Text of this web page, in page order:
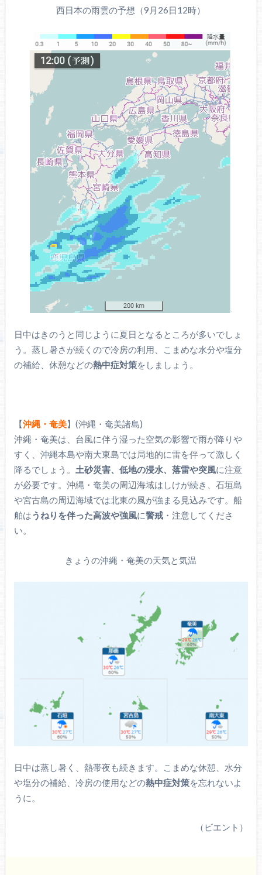
西日本の雨雲の予想（9月26日12時）
日中はきのうと同じように夏日となるところが多いでしょ
う。蒸し暑さが続くので冷房の利用、こまめな水分や塩分
の補給、休憩などの熱中症対策をしましょう。
【沖縄・奄美】(沖縄・奄美諸島)
沖縄・奄美は、台風に伴う湿った空気の影響で雨が降りや
すく、沖縄本島や南大東島では局地的に雷を伴って激しく
降るでしょう。 土砂災害、低地の浸水、落雷や突風に注意
が必要です。沖縄・奄美の周辺海域はしけが続き、石垣島
や宮古島の周辺海域では北東の風が強まる見込みです。船
舶はうねりを伴った高波や強風に警戒・注意してくださ
い。
きょうの沖縄・奄美の天気と気温
日中は蒸し暑く、熱帯夜も続きます。こまめな休憩、水分
や塩分の補給、冷房の使用などの熱中症対策を忘れないよ
うに。
（ビエント）